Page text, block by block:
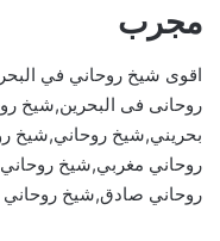
مجرب
اقوى شيخ روحاني في
روحانى فى البحرين,شيخ
بحريني,شيخ روحاني,شيخ
روحاني مغربي,شيخ
روحاني صادق,شيخ